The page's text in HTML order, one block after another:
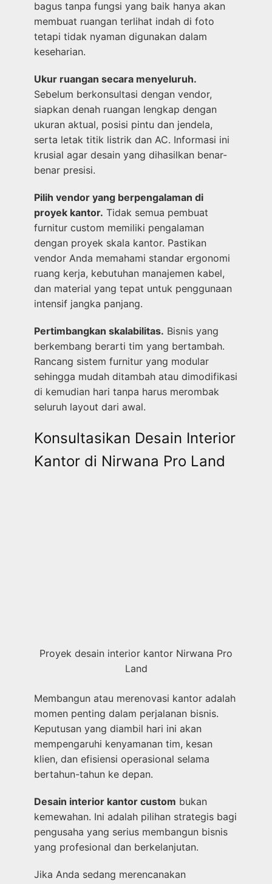
bagus tanpa fungsi yang baik hanya akan
membuat ruangan terlihat indah di foto
tetapi tidak nyaman digunakan dalam
keseharian.
Ukur ruangan secara menyeluruh.
Sebelum berkonsultasi dengan vendor,
siapkan denah ruangan lengkap dengan
ukuran aktual, posisi pintu dan jendela,
serta letak titik listrik dan AC. Informasi ini
krusial agar desain yang dihasilkan benar-
benar presisi.
Pilih vendor yang berpengalaman di
proyek kantor. Tidak semua pembuat
furnitur custom memiliki pengalaman
dengan proyek skala kantor. Pastikan
vendor Anda memahami standar ergonomi
ruang kerja, kebutuhan manajemen kabel,
dan material yang tepat untuk penggunaan
intensif jangka panjang.
Pertimbangkan skalabilitas. Bisnis yang
berkembang berarti tim yang bertambah.
Rancang sistem furnitur yang modular
sehingga mudah ditambah atau dimodifikasi
di kemudian hari tanpa harus merombak
seluruh layout dari awal.
Konsultasikan Desain Interior
Kantor di Nirwana Pro Land
Proyek desain interior kantor Nirwana Pro
Land
Membangun atau merenovasi kantor adalah
momen penting dalam perjalanan bisnis.
Keputusan yang diambil hari ini akan
mempengaruhi kenyamanan tim, kesan
klien, dan efisiensi operasional selama
bertahun-tahun ke depan.
Desain interior kantor custom bukan
kemewahan. Ini adalah pilihan strategis bagi
pengusaha yang serius membangun bisnis
yang profesional dan berkelanjutan.
Jika Anda sedang merencanakan